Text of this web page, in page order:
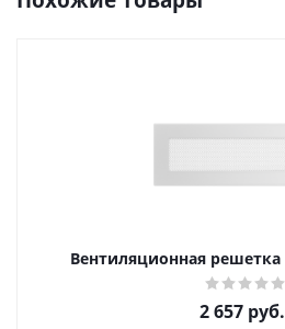
2 657 руб.